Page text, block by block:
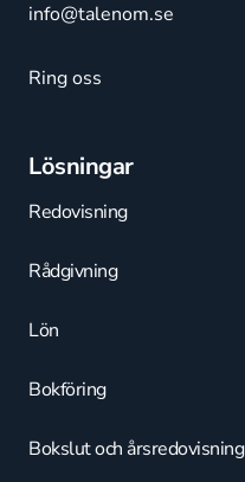
info@talenom.se
Ring oss
Lösningar
Redovisning
Rådgivning
Lön
Bokföring
Bokslut och årsredovisning